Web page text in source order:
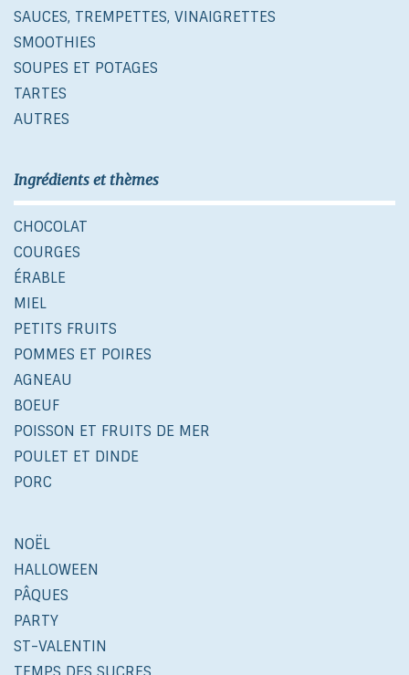
SAUCES, TREMPETTES, VINAIGRETTES
SMOOTHIES
SOUPES ET POTAGES
TARTES
AUTRES
Ingrédients et thèmes
CHOCOLAT
COURGES
ÉRABLE
MIEL
PETITS FRUITS
POMMES ET POIRES
AGNEAU
BOEUF
POISSON ET FRUITS DE MER
POULET ET DINDE
PORC
NOËL
HALLOWEEN
PÂQUES
PARTY
ST-VALENTIN